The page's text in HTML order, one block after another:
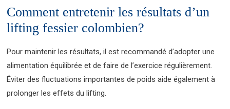
Comment entretenir les résultats d’un
lifting fessier colombien?
Pour maintenir les résultats, il est recommandé d’adopter une
alimentation équilibrée et de faire de l’exercice régulièrement.
Éviter des fluctuations importantes de poids aide également à
prolonger les effets du lifting.